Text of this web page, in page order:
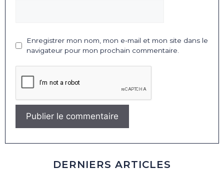
Enregistrer mon nom, mon e-mail et mon site dans le
navigateur pour mon prochain commentaire.
DERNIERS ARTICLES